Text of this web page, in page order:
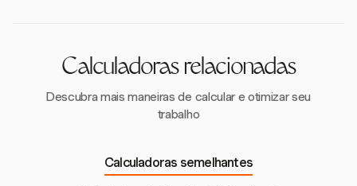
Calculadoras relacionadas
Descubra mais maneiras de calcular e otimizar seu
trabalho
Calculadoras semelhantes